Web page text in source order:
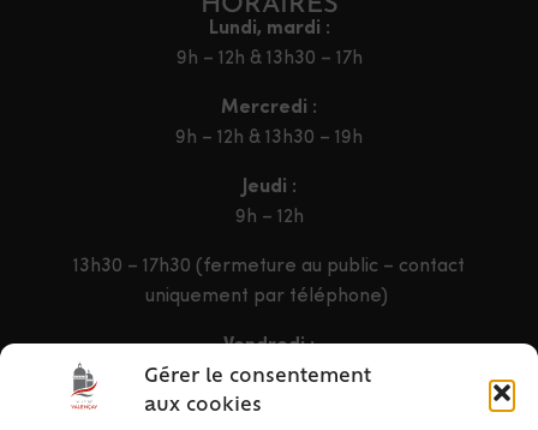
Gérer le consentement
aux cookies
Lundi, mardi :
9h – 12h & 13h30 – 17h
Mercredi :
9h – 12h & 13h30 – 19h
Jeudi :
9h – 12h
13h30 – 17h30 (fermeture au public – contact
uniquement par téléphone)
Vendredi :
9h – 12h & 13h30 – 16h30